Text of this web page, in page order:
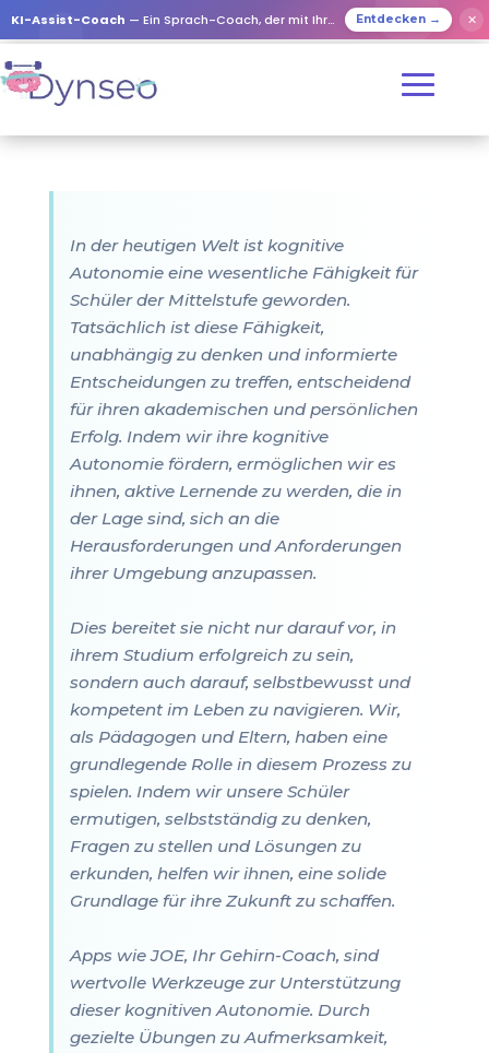
KI-Assist-Coach — Ein Sprach-Coach, der mit Ihren Lieben spielt Entdecken → ✕
In der heutigen Welt ist kognitive
Autonomie eine wesentliche Fähigkeit für
Schüler der Mittelstufe geworden.
Tatsächlich ist diese Fähigkeit,
unabhängig zu denken und informierte
Entscheidungen zu treffen, entscheidend
für ihren akademischen und persönlichen
Erfolg. Indem wir ihre kognitive
Autonomie fördern, ermöglichen wir es
ihnen, aktive Lernende zu werden, die in
der Lage sind, sich an die
Herausforderungen und Anforderungen
ihrer Umgebung anzupassen.
Dies bereitet sie nicht nur darauf vor, in
ihrem Studium erfolgreich zu sein,
sondern auch darauf, selbstbewusst und
kompetent im Leben zu navigieren. Wir,
als Pädagogen und Eltern, haben eine
grundlegende Rolle in diesem Prozess zu
spielen. Indem wir unsere Schüler
ermutigen, selbstständig zu denken,
Fragen zu stellen und Lösungen zu
erkunden, helfen wir ihnen, eine solide
Grundlage für ihre Zukunft zu schaffen.
Apps wie JOE, Ihr Gehirn-Coach, sind
wertvolle Werkzeuge zur Unterstützung
dieser kognitiven Autonomie. Durch
gezielte Übungen zu Aufmerksamkeit,